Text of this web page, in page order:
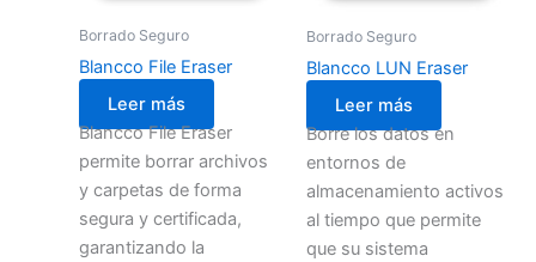
Borrado Seguro
Blancco File Eraser
Leer más
Blancco File Eraser
permite borrar archivos
y carpetas de forma
segura y certificada,
garantizando la
Borrado Seguro
Blancco LUN Eraser
Leer más
Borre los datos en
entornos de
almacenamiento activos
al tiempo que permite
que su sistema